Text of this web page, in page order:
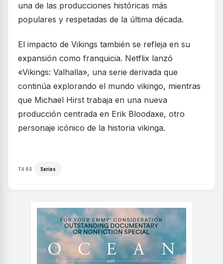
una de las producciones históricas más
populares y respetadas de la última década.
El impacto de Vikings también se refleja en su
expansión como franquicia. Netflix lanzó
«Vikings: Valhalla», una serie derivada que
continúa explorando el mundo vikingo, mientras
que Michael Hirst trabaja en una nueva
producción centrada en Erik Bloodaxe, otro
personaje icónico de la historia vikinga.
TAGS Series